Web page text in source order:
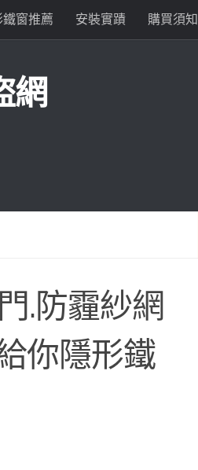
鐵窗推薦 安裝實蹟 購買須知
網
.防霾紗網
你隱形鐵